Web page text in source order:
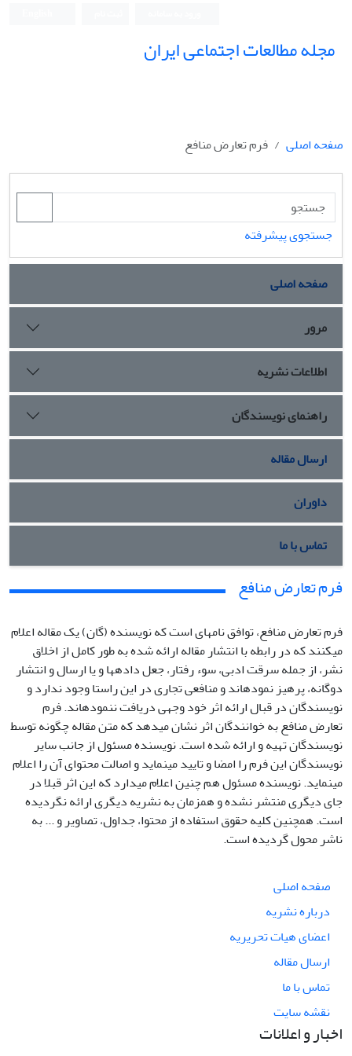
مجله مطالعات اجتماعی ایران
صفحه اصلی فرم تعارض منافع
جستجوی پیشرفته
صفحه اصلی
مرور
اطلاعات نشریه
راهنمای نویسندگان
ارسال مقاله
داوران
تماس با ما
فرم تعارض منافع
فرم تعارض منافع، توافق نامه‏ای است که نویسنده (گان) یک مقاله اعلام
می‏کنند که در رابطه با انتشار مقاله ارائه شده به طور کامل از اخلاق
نشر، از جمله سرقت ادبی، سوء رفتار، جعل داده‏ها و یا ارسال و انتشار
دوگانه، پرهیز نموده‏اند و منافعی تجاری در این راستا وجود ندارد و
نویسندگان در قبال ارائه اثر خود وجهی دریافت ننموده‏اند. فرم
تعارض منافع به خوانندگان اثر نشان می‏دهد که متن مقاله چگونه توسط
نویسندگان تهیه و ارائه شده است. نویسنده مسئول از جانب سایر
نویسندگان این فرم را امضا و تایید می‏‏نماید و اصالت محتوای آن را اعلام
می‏‏نماید. نویسنده مسئول هم چنین اعلام می‏دارد که این اثر قبلا در
جای دیگری منتشر نشده و همزمان به نشریه دیگری ارائه نگردیده
است. همچنین کلیه حقوق استفاده از محتوا، جداول، تصاویر و ... به
ناشر محول گردیده است.
صفحه اصلی
درباره نشریه
اعضای هیات تحریریه
ارسال مقاله
تماس با ما
نقشه سایت
اخبار و اعلانات